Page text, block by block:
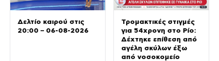
Δελτίο καιρού στις
20:00 – 06-08-2026
Τρομακτικές στιγμές
για 54χρονη στο Ρίο:
Δέχτηκε επίθεση από
αγέλη σκύλων έξω
από νοσοκομείο